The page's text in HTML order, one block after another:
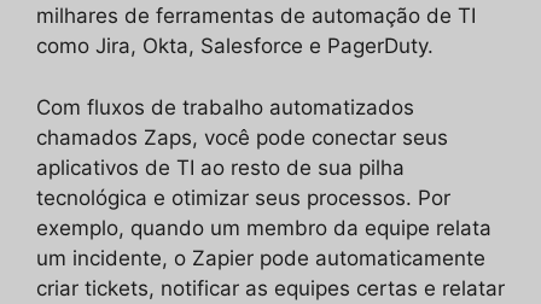
milhares de ferramentas de automação de TI
como Jira, Okta, Salesforce e PagerDuty.
Com fluxos de trabalho automatizados
chamados Zaps, você pode conectar seus
aplicativos de TI ao resto de sua pilha
tecnológica e otimizar seus processos. Por
exemplo, quando um membro da equipe relata
um incidente, o Zapier pode automaticamente
criar tickets, notificar as equipes certas e relatar